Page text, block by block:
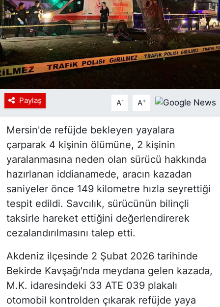
Paylaş A- A+
Mersin'de refüjde bekleyen yayalara
çarparak 4 kişinin ölümüne, 2 kişinin
yaralanmasına neden olan sürücü hakkında
hazırlanan iddianamede, aracın kazadan
saniyeler önce 149 kilometre hızla seyrettiği
tespit edildi. Savcılık, sürücünün bilinçli
taksirle hareket ettiğini değerlendirerek
cezalandırılmasını talep etti.
Akdeniz ilçesinde 2 Şubat 2026 tarihinde
Bekirde Kavşağı'nda meydana gelen kazada,
M.K. idaresindeki 33 ATE 039 plakalı
otomobil kontrolden çıkarak refüjde yaya
YEREL HABER
Haberde insan
Tanıtım